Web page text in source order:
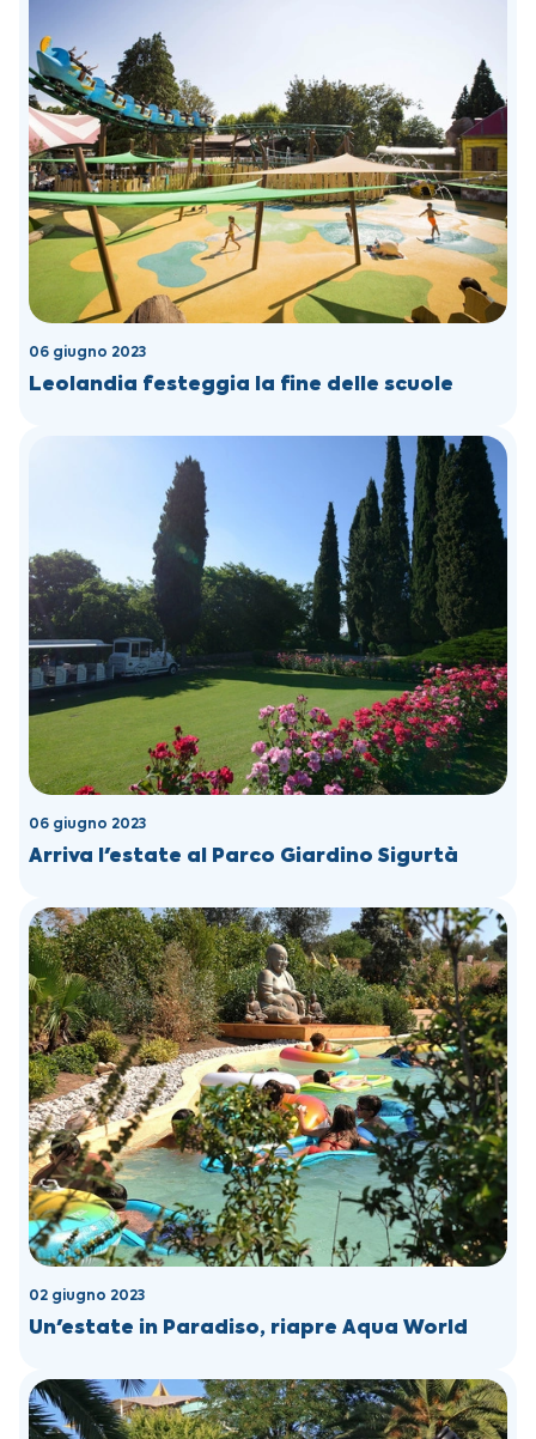
06 giugno 2023
Leolandia festeggia la fine delle scuole
06 giugno 2023
Arriva l'estate al Parco Giardino Sigurtà
02 giugno 2023
Un'estate in Paradiso, riapre Aqua World